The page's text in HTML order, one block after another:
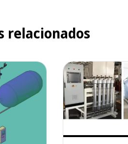
relacionados